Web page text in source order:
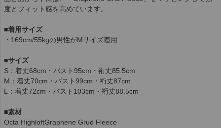
度とフィット感を高めています。
■着用サイズ
・169cm/55kgの男性がMサイズ着用
■サイズ
S：着丈68cm・バスト95cm・裄丈85.5cm
М：着丈70cm・バスト99cm・裄丈87cm
L：着丈72cm・バスト103cm・裄丈88.5cm
■素材
Octa HighloftGraphene Grud Fleece